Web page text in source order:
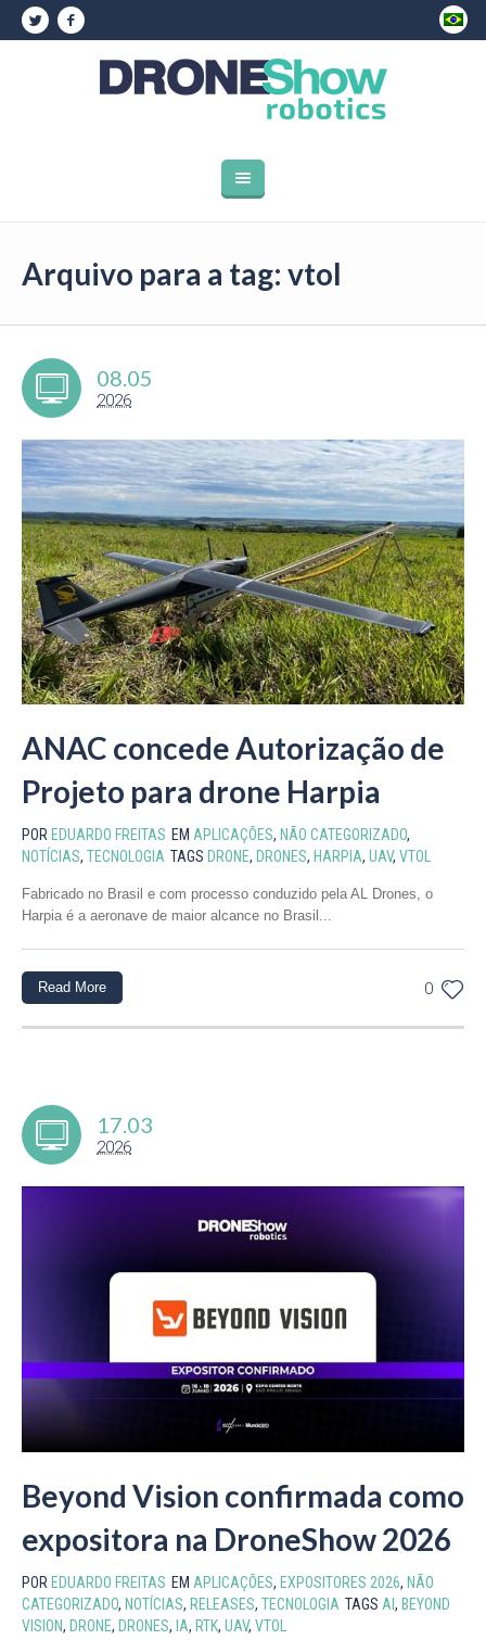
Arquivo para a tag: vtol
08.05
2026
ANAC concede Autorização de
Projeto para drone Harpia
POR EDUARDO FREITAS EM APLICAÇÕES, NÃO CATEGORIZADO,
NOTÍCIAS, TECNOLOGIA TAGS DRONE, DRONES, HARPIA, UAV, VTOL
Fabricado no Brasil e com processo conduzido pela AL Drones, o
Harpia é a aeronave de maior alcance no Brasil...
0
Read More
17.03
2026
Beyond Vision confirmada como
expositora na DroneShow 2026
POR EDUARDO FREITAS EM APLICAÇÕES, EXPOSITORES 2026, NÃO
CATEGORIZADO, NOTÍCIAS, RELEASES, TECNOLOGIA TAGS AI , BEYOND
VISION, DRONE, DRONES, IA, RTK, UAV, VTOL